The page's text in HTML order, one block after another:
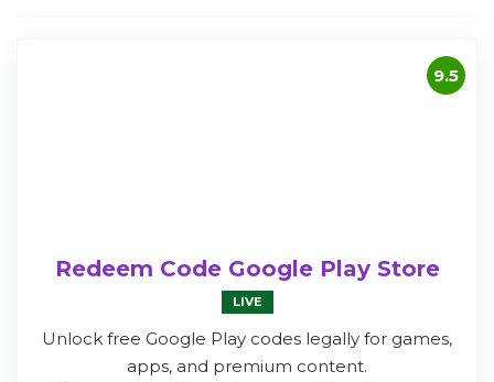
9.5
Redeem Code Google Play Store
LIVE
Unlock free Google Play codes legally for games,
apps, and premium content.